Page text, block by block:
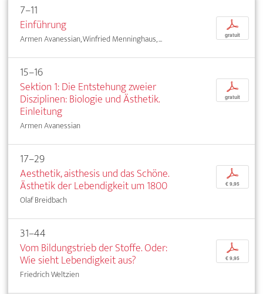
7–11
Einführung
Armen Avanessian, Winfried Menninghaus, ...
p
gratuit
15–16
Sektion 1: Die Entstehung zweier
Disziplinen: Biologie und Ästhetik.
Einleitung
Armen Avanessian
p
gratuit
17–29
Aesthetik, aisthesis und das Schöne.
Ästhetik der Lebendigkeit um 1800
Olaf Breidbach
p
€ 9,95
31–44
Vom Bildungstrieb der Stoffe. Oder:
Wie sieht Lebendigkeit aus?
Friedrich Weltzien
p
€ 9,95